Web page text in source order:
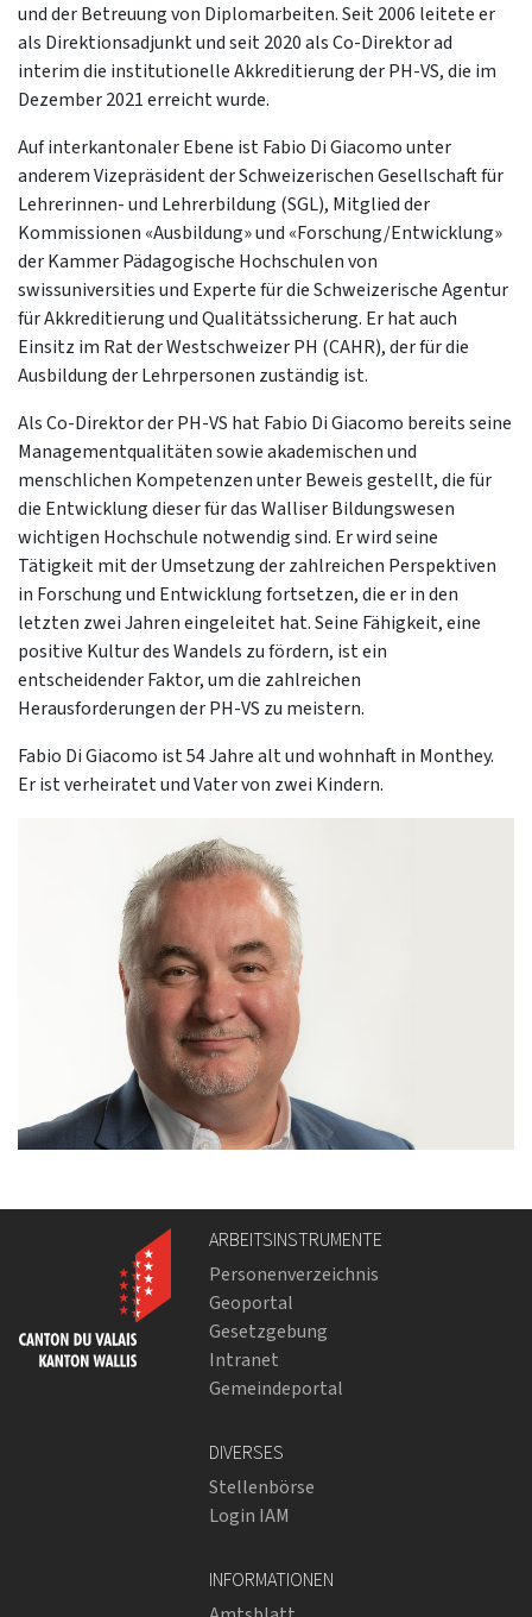
und der Betreuung von Diplomarbeiten. Seit 2006 leitete er
als Direktionsadjunkt und seit 2020 als Co-Direktor ad
interim die institutionelle Akkreditierung der PH-VS, die im
Dezember 2021 erreicht wurde.
Auf interkantonaler Ebene ist Fabio Di Giacomo unter
anderem Vizepräsident der Schweizerischen Gesellschaft für
Lehrerinnen- und Lehrerbildung (SGL), Mitglied der
Kommissionen «Ausbildung» und «Forschung/Entwicklung»
der Kammer Pädagogische Hochschulen von
swissuniversities und Experte für die Schweizerische Agentur
für Akkreditierung und Qualitätssicherung. Er hat auch
Einsitz im Rat der Westschweizer PH (CAHR), der für die
Ausbildung der Lehrpersonen zuständig ist.
Als Co-Direktor der PH-VS hat Fabio Di Giacomo bereits seine
Managementqualitäten sowie akademischen und
menschlichen Kompetenzen unter Beweis gestellt, die für
die Entwicklung dieser für das Walliser Bildungswesen
wichtigen Hochschule notwendig sind. Er wird seine
Tätigkeit mit der Umsetzung der zahlreichen Perspektiven
in Forschung und Entwicklung fortsetzen, die er in den
letzten zwei Jahren eingeleitet hat. Seine Fähigkeit, eine
positive Kultur des Wandels zu fördern, ist ein
entscheidender Faktor, um die zahlreichen
Herausforderungen der PH-VS zu meistern.
Fabio Di Giacomo ist 54 Jahre alt und wohnhaft in Monthey.
Er ist verheiratet und Vater von zwei Kindern.
ARBEITSINSTRUMENTE
Personenverzeichnis
Geoportal
Gesetzgebung
Intranet
Gemeindeportal
DIVERSES
Stellenbörse
Login IAM
INFORMATIONEN